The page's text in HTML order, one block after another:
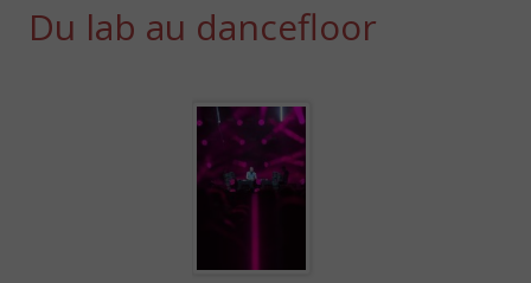
Du lab au dancefloor